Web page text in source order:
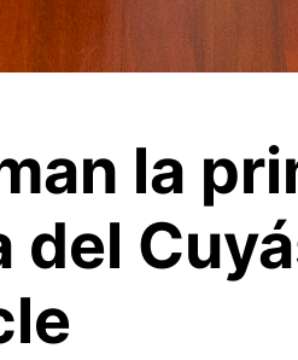
la
del